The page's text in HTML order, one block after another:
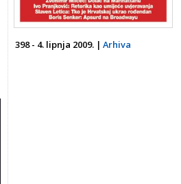
398 - 4. lipnja 2009. | Arhiva